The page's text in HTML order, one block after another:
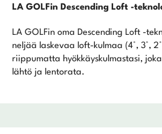
LA GOLFin Descending Loft -
LA GOLFin oma Descending Loft -
neljää laskevaa loft-kulmaa (4°, 3°,
riippumatta hyökkäyskulmastasi,
lähtö ja lentorata.